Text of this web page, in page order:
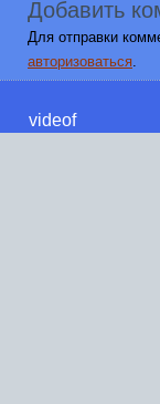
Добавить
Для отправки
авторизоваться.
videof